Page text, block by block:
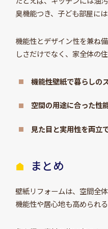
臭機能つき、子ども部屋に
機能性とデザイン性を兼ね
しさだけでなく、家全体の
機能性壁紙で暮らしの
空間の用途に合った性
見た目と実用性を両立
まとめ
壁紙リフォームは、空間全
機能性や居心地も高められ